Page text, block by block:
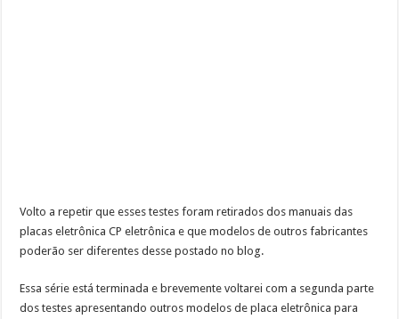
Volto a repetir que esses testes foram retirados dos manuais das
placas eletrônica CP eletrônica e que modelos de outros fabricantes
poderão ser diferentes desse postado no blog.
Essa série está terminada e brevemente voltarei com a segunda parte
dos testes apresentando outros modelos de placa eletrônica para